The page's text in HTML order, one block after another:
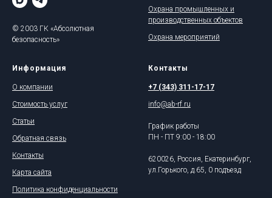
© 2003 ГК «Абсолютная
безопасность»
Охрана промышленных и
производственных объектов
Охрана мероприятий
Информация
О компании
Стоимость услуг
Статьи
Обратная связь
Контакты
Карта сайта
Политика конфиденциальности
Контакты
+7 (343) 311-17-17
info@ab-rf.ru
График работы
ПН - ПТ 9:00 - 18:00
620026, Россия, Екатеринбург,
ул.Горького, д.65, 0 подъезд